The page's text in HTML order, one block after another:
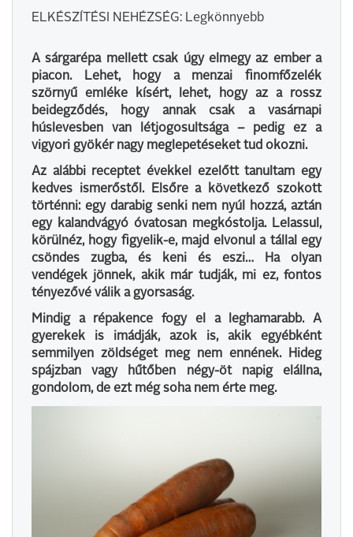
ELKÉSZÍTÉSI NEHÉZSÉG: Legkönnyebb
A sárgarépa mellett csak úgy elmegy az ember a
piacon. Lehet, hogy a menzai finomfőzelék
szörnyű emléke kísért, lehet, hogy az a rossz
beidegződés, hogy annak csak a vasárnapi
húslevesben van létjogosultsága – pedig ez a
vigyori gyökér nagy meglepetéseket tud okozni.
Az alábbi receptet évekkel ezelőtt tanultam egy
kedves ismerőstől. Elsőre a következő szokott
történni: egy darabig senki nem nyúl hozzá, aztán
egy kalandvágyó óvatosan megkóstolja. Lelassul,
körülnéz, hogy figyelik-e, majd elvonul a tállal egy
csöndes zugba, és keni és eszi… Ha olyan
vendégek jönnek, akik már tudják, mi ez, fontos
tényezővé válik a gyorsaság.
Mindig a répakence fogy el a leghamarabb. A
gyerekek is imádják, azok is, akik egyébként
semmilyen zöldséget meg nem ennének. Hideg
spájzban vagy hűtőben négy-öt napig elállna,
gondolom, de ezt még soha nem érte meg.